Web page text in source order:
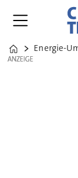
Home
Energie-
ANZEIGE
ANZEIGE